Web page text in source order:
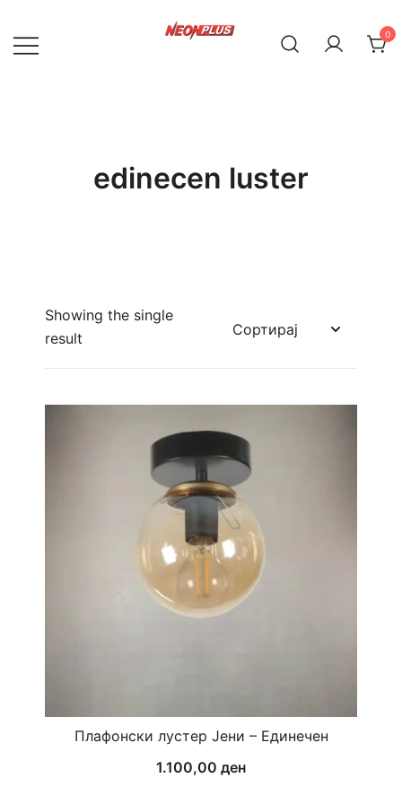
content
0
edinecen luster
Showing the single
result
Плафонски лустер Јени – Единечен
1.100,00 ден